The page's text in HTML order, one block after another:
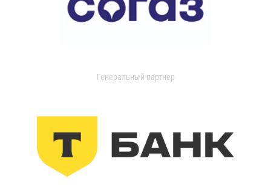
Генеральный партнер